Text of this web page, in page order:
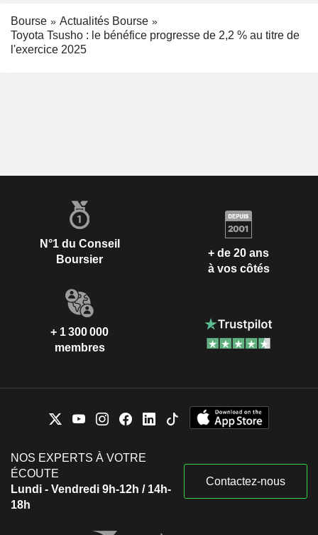
Bourse
Actualités Bourse
Toyota Tsusho : le bénéfice progresse de 2,2 % au titre de
l'exercice 2025
N°1 du Conseil
Boursier
+ de 20 ans
à vos côtés
+ 1 300 000
membres
NOS EXPERTS À VOTRE
ÉCOUTE
Lundi - Vendredi 9h-12h / 14h-
18h
Contactez-nous